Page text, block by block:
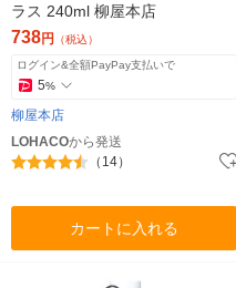
ラス 240ml 柳屋本店
738円 （税込）
ログイン&全額PayPay支払いで
5%
柳屋本店
LOHACOから発送
（14）
カートに入れる